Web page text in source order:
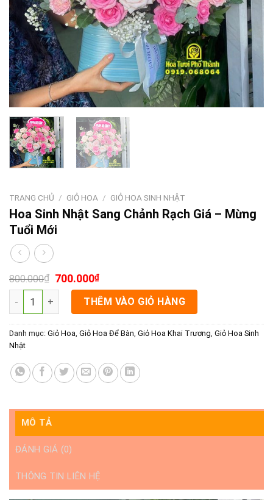
TRANG CHỦ / GIỎ HOA / GIỎ HOA SINH NHẬT
Hoa Sinh Nhật Sang Chảnh Rạch Giá – Mừng
Tuổi Mới
800.000₫ 700.000₫
Hoa Sinh Nhật Sang Chảnh Rạch Giá - Mừng Tuổi Mới số lượng
THÊM VÀO GIỎ HÀNG
Danh mục: Giỏ Hoa, Giỏ Hoa Để Bàn, Giỏ Hoa Khai Trương, Giỏ Hoa Sinh
Nhật
MÔ TẢ
ĐÁNH GIÁ (0)
THÔNG TIN LIÊN HỆ